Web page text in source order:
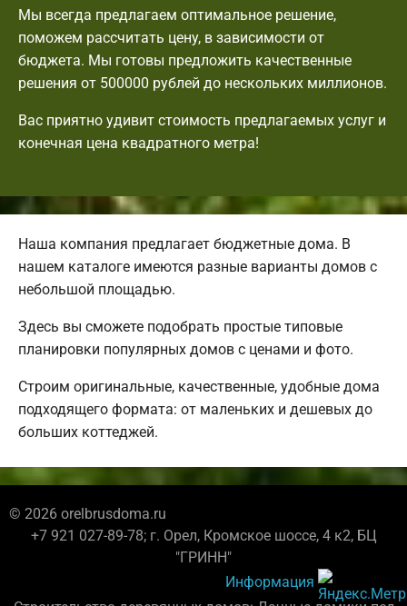
Мы всегда предлагаем оптимальное решение,
поможем рассчитать цену, в зависимости от
бюджета. Мы готовы предложить качественные
решения от 500000 рублей до нескольких миллионов.
Вас приятно удивит стоимость предлагаемых услуг и
конечная цена квадратного метра!
Наша компания предлагает бюджетные дома. В
нашем каталоге имеются разные варианты домов с
небольшой площадью.
Здесь вы сможете подобрать простые типовые
планировки популярных домов с ценами и фото.
Строим оригинальные, качественные, удобные дома
подходящего формата: от маленьких и дешевых до
больших коттеджей.
© 2026 orelbrusdoma.ru
+7 921 027-89-78; г. Орел, Кромское шоссе, 4 к2, БЦ
"ГРИНН"
Информация